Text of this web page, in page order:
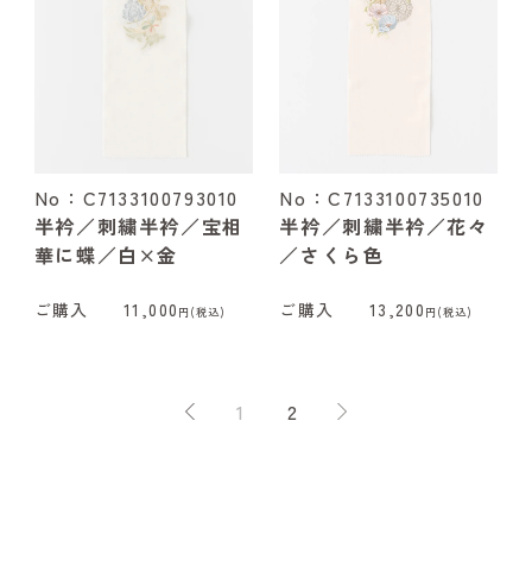
No：C7133100793010
半衿／刺繍半衿／宝相
華に蝶／白×金
ご購入 11,000 円(税込)
No：C7133100735010
半衿／刺繍半衿／花々
／さくら色
ご購入 13,200 円(税込)
1 2